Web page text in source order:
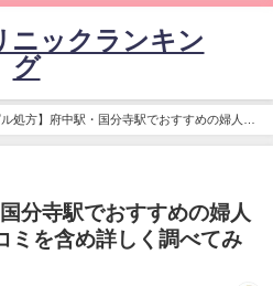
ニックランキン
グ
ル処方】府中駅・国分寺駅でおすすめの婦人科
てみました。
分寺駅でおすすめの婦人
ミを含め詳しく調べてみ